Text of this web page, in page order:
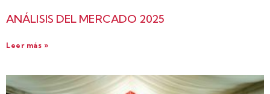
ANÁLISIS DEL MERCADO 2025
Leer más »